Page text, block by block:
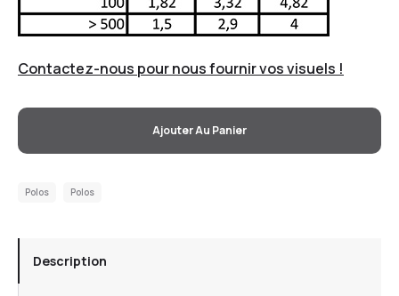
Contactez-nous pour nous fournir vos visuels !
Ajouter Au Panier
Polos Polos
Description